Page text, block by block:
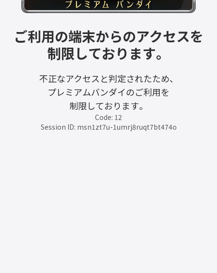
ご利用の端末からのアクセスを
制限しております。
不正なアクセスと判定されたため、
プレミアムバンダイのご利用を
制限しております。
Code: 12
Session ID: msn1zt7u-1umrj8ruqt7bt474o